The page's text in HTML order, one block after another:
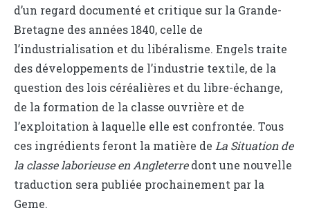
d’un regard documenté et critique sur la Grande-
Bretagne des années 1840, celle de
l’industrialisation et du libéralisme. Engels traite
des développements de l’industrie textile, de la
question des lois céréalières et du libre-échange,
de la formation de la classe ouvrière et de
l’exploitation à laquelle elle est confrontée. Tous
ces ingrédients feront la matière de La Situation de
la classe laborieuse en Angleterredont une nouvelle
traduction sera publiée prochainement par la
Geme.